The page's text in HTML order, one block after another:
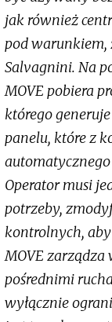
jak również
pod warunkiem,
Salvagnini. Na
MOVE pobiera
którego
panelu, które z
Operator musi
potrzeby,
kontrolnych,
MOVE
pośrednimi
wyłącznie